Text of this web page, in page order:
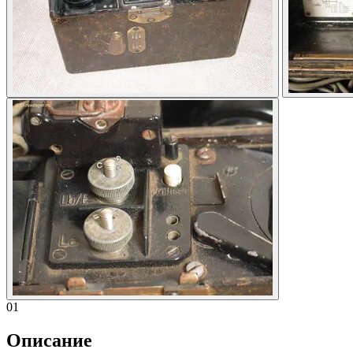
01
Описание